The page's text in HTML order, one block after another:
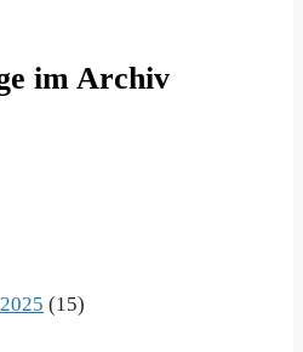
im Archiv
(15)